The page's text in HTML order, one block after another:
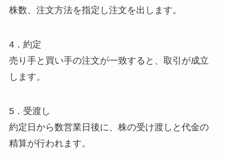
株数、注文方法を指定し注文を出します。
4．約定
売り手と買い手の注文が一致すると、取引が成立
します。
5．受渡し
約定日から数営業日後に、株の受け渡しと代金の
精算が行われます。